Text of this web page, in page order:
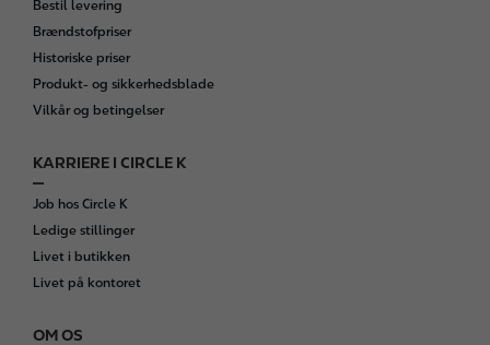
Bestil levering
Brændstofpriser
Historiske priser
Produkt- og sikkerhedsblade
Vilkår og betingelser
KARRIERE I CIRCLE K
Job hos Circle K
Ledige stillinger
Livet i butikken
Livet på kontoret
OM OS